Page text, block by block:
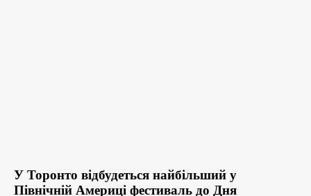
У Торонто відбудеться найбільший у
Північній Америці фестиваль до Дня